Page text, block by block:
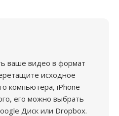
ваше видео в формат
исходное
компьютера, iPhone
его можно выбрать
Диск или Dropbox.